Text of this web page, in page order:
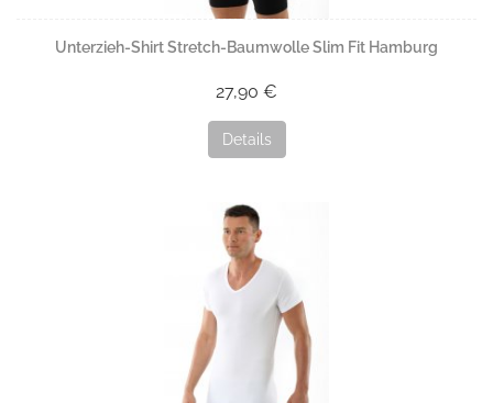
Unterzieh-Shirt Stretch-Baumwolle Slim Fit Hamburg
27,90 €
Details